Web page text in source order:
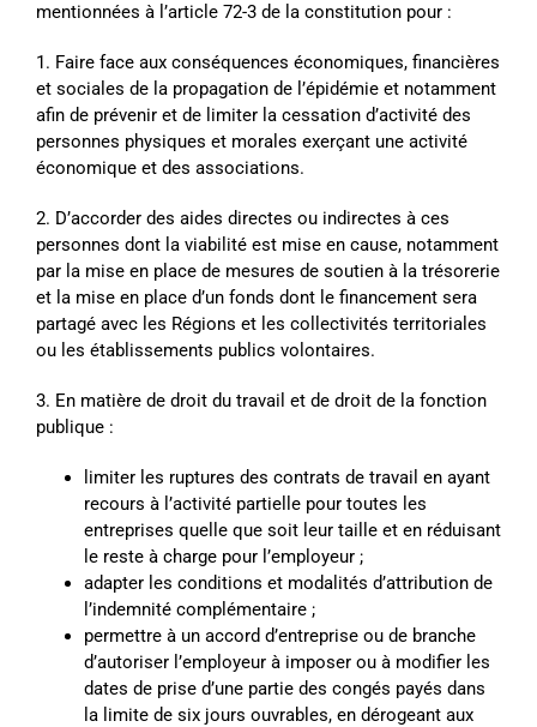
mentionnées à l’article 72-3 de la constitution pour :
1. Faire face aux conséquences économiques, financières
et sociales de la propagation de l’épidémie et notamment
afin de prévenir et de limiter la cessation d’activité des
personnes physiques et morales exerçant une activité
économique et des associations.
2. D’accorder des aides directes ou indirectes à ces
personnes dont la viabilité est mise en cause, notamment
par la mise en place de mesures de soutien à la trésorerie
et la mise en place d’un fonds dont le financement sera
partagé avec les Régions et les collectivités territoriales
ou les établissements publics volontaires.
3. En matière de droit du travail et de droit de la fonction
publique :
limiter les ruptures des contrats de travail en ayant
recours à l’activité partielle pour toutes les
entreprises quelle que soit leur taille et en réduisant
le reste à charge pour l’employeur ;
adapter les conditions et modalités d’attribution de
l’indemnité complémentaire ;
permettre à un accord d’entreprise ou de branche
d’autoriser l’employeur à imposer ou à modifier les
dates de prise d’une partie des congés payés dans
la limite de six jours ouvrables, en dérogeant aux